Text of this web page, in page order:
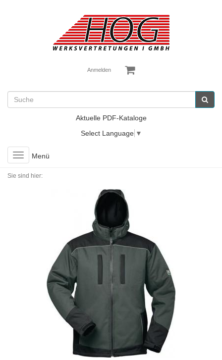
Anmelden
Aktuelle PDF-Kataloge
Select Language ▼
Toggle
navigation
Menü
Sie sind hier: